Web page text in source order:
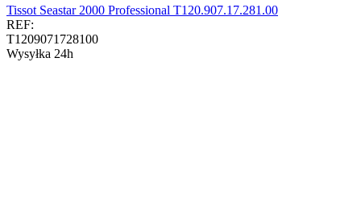
Tissot Seastar 2000 Professional T120.907.17.281.00
REF:
T1209071728100
Wysyłka 24h